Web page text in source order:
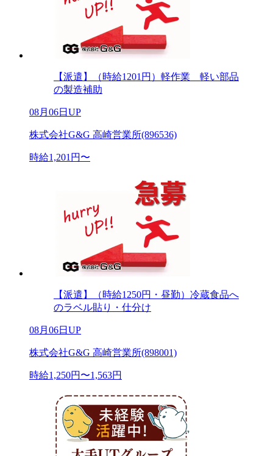
【派遣】（時給1201円）軽作業 軽い部品
の製造補助
08月06日UP
株式会社G&G 高崎営業所(896536)
時給1,201円〜
【派遣】（時給1250円・昼勤）冷蔵食品へ
のラベル貼り・仕分け
08月06日UP
株式会社G&G 高崎営業所(898001)
時給1,250円〜1,563円